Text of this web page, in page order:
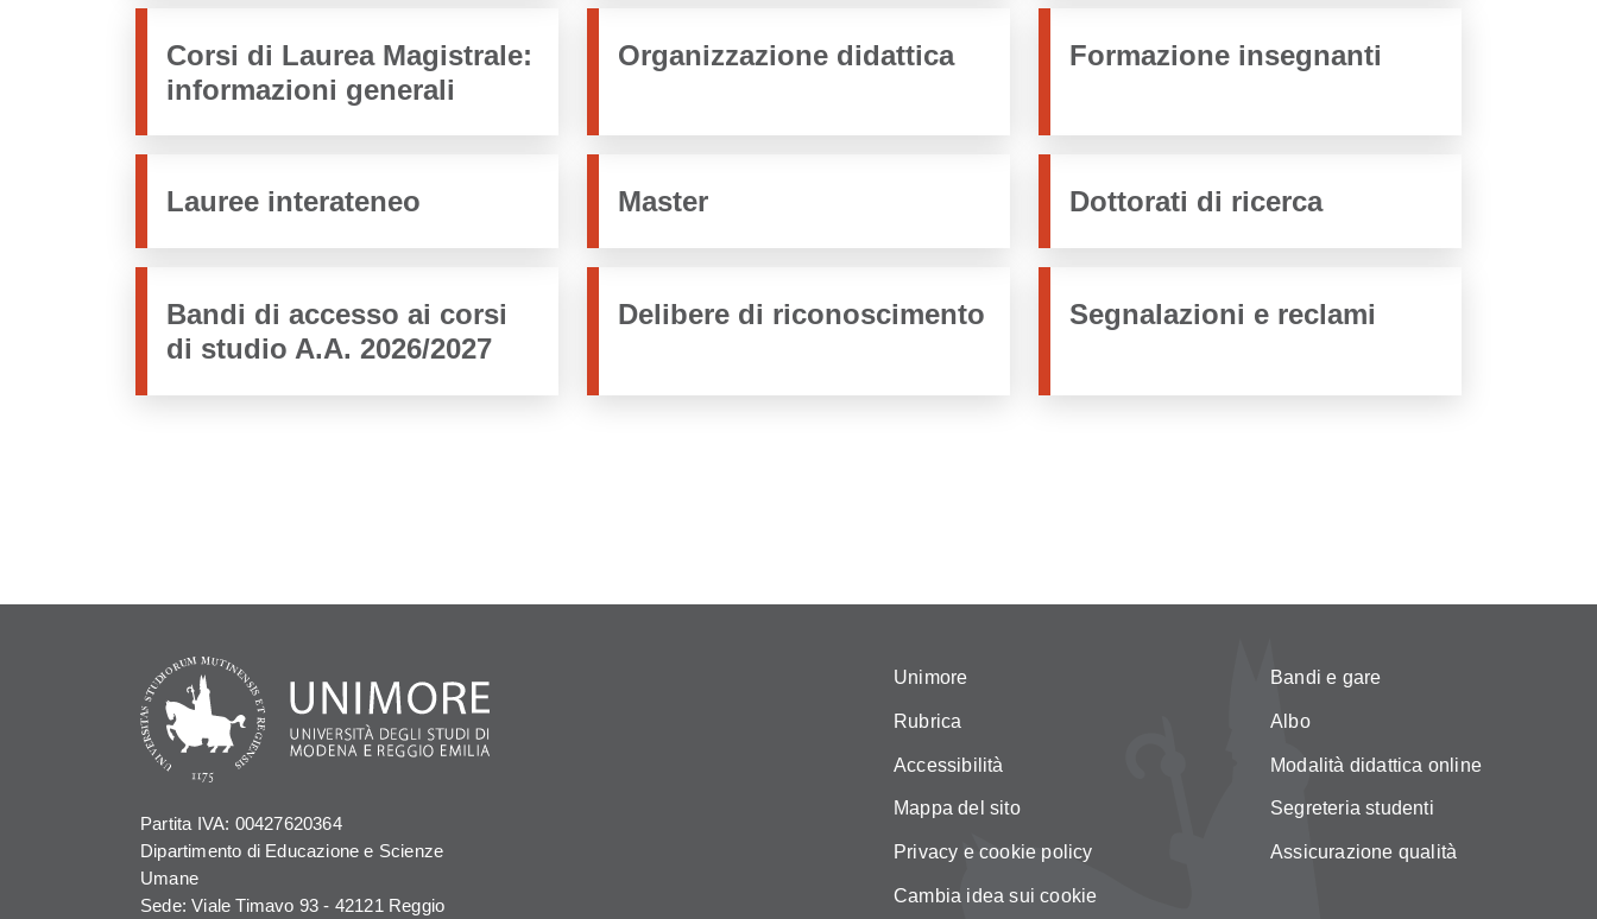
Corsi di Laurea Magistrale:
informazioni generali
Organizzazione didattica Formazione insegnanti
Lauree interateneo Master Dottorati di ricerca
Bandi di accesso ai corsi
di studio A.A. 2026/2027
Delibere di riconoscimento Segnalazioni e reclami
Partita IVA: 00427620364
Dipartimento di Educazione e Scienze
Umane
Sede: Viale Timavo 93 - 42121 Reggio
Unimore
Rubrica
Accessibilità
Mappa del sito
Privacy e cookie policy
Cambia idea sui cookie
Bandi e gare
Albo
Modalità didattica online
Segreteria studenti
Assicurazione qualità